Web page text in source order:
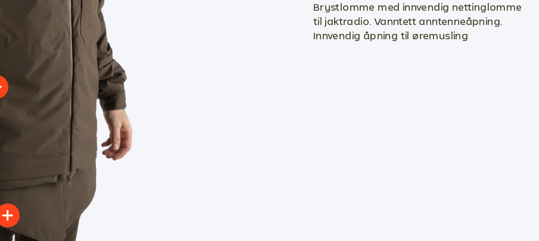
Brystlomme med innvendig nettinglomme
til jaktradio. Vanntett anntenneåpning.
Innvendig åpning til øremusling